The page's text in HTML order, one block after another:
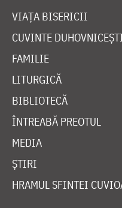
VIAȚA BISERICII
CUVINTE
FAMILIE
LITURGICĂ
BIBLIOTECĂ
ÎNTREABĂ PREOTUL
MEDIA
ȘTIRI
HRAMUL SFINTEI